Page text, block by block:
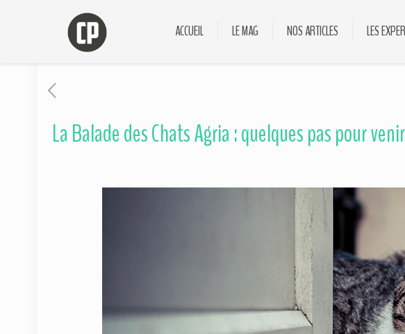
ACCUEIL LE MAG NOS ARTICLES LES
La Balade des Chats Agria : quelques pas pour